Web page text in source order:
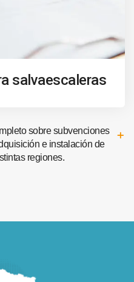
salvaescaleras
sobre subvenciones
e instalación de
regiones.